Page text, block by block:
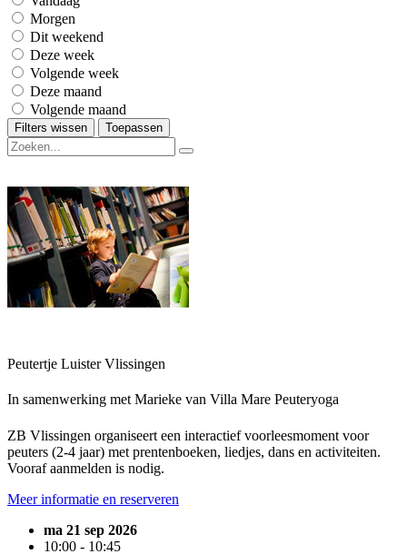
Morgen
Dit weekend
Deze week
Volgende week
Deze maand
Volgende maand
Filters wissen Toepassen
Peutertje Luister Vlissingen
In samenwerking met Marieke van Villa Mare Peuteryoga
ZB Vlissingen organiseert een interactief voorleesmoment voor
peuters (2-4 jaar) met prentenboeken, liedjes, dans en activiteiten.
Vooraf aanmelden is nodig.
Meer informatie en reserveren
ma 21 sep 2026
10:00 - 10:45